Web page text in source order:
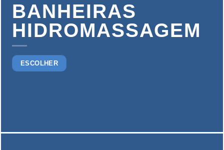
BANHEIRAS
HIDROMASSAGEM
ESCOLHER